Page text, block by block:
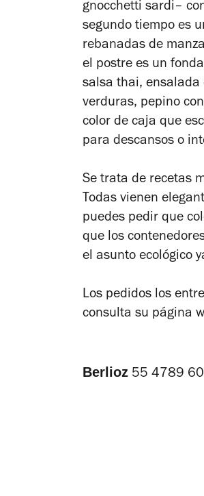
gnocchetti sardi–
segundo tiempo es
rebanadas de
el postre es un
salsa thai, ensalada
verduras, pepino
color de caja que
para descansos o
Se trata de recetas
Todas vienen
puedes pedir que
que los
el asunto ecológico
Los pedidos los
consulta su página
Berlioz 55 4789